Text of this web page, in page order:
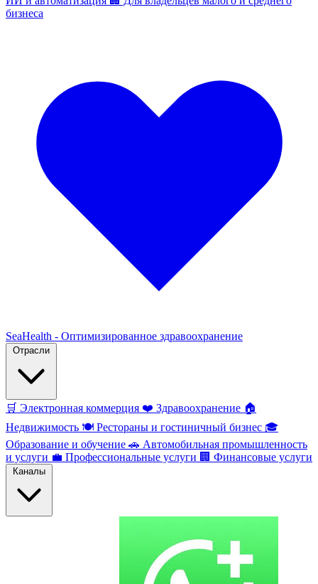
бизнеса
SeaHealth - Оптимизированное здравоохранение
🛒 Электронная коммерция ❤️ Здравоохранение 🏠
Недвижимость 🍽️ Рестораны и гостиничный бизнес 🎓
Образование и обучение 🚗 Автомобильная промышленность
и услуги 💼 Профессиональные услуги 🏢 Финансовые услуги